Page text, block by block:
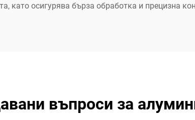
като осигурява бърза обработка и прецизна
въпроси за